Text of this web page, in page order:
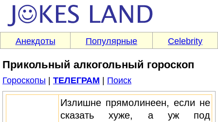
Анекдоты Популярные Celebrity
Прикольный алкогольный гороскоп
Гороскопы ТЕЛЕГРАМ Поиск
Излишне прямолинеен, если не
сказать хуже, а уж под